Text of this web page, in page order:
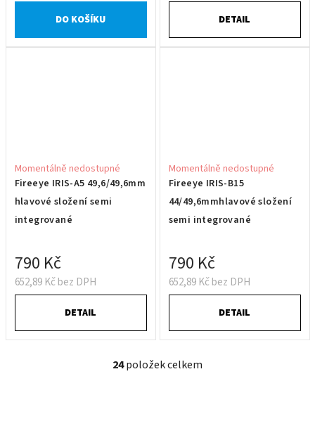
DO KOŠÍKU DETAIL
Fireeye IRIS-A5 49,6/49,6mm
hlavové složení semi
integrované
Momentálně nedostupné
652,89 Kč bez DPH
790 Kč
DETAIL
Fireeye IRIS-B15
44/49,6mmhlavové složení
semi integrované
Momentálně nedostupné
652,89 Kč bez DPH
790 Kč
DETAIL
O
24položek celkem